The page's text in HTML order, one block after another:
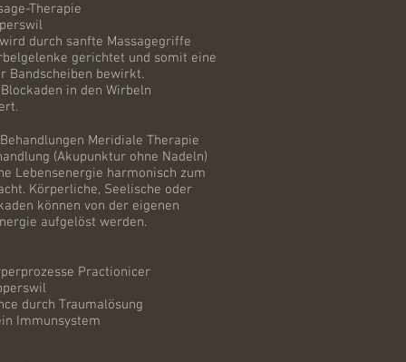
Therapie
durch sanfte Massagegriffe
gerichtet und somit eine
Bandscheiben bewirkt.
in den Wirbeln
Meridiale Therapie
(Akupunktur ohne Nadeln)
Lebensenergie harmonisch zum
Körperliche, Seelische oder
können von der eigenen
aufgelöst werden.
Practionicer
durch Traumalösung
Immunsystem